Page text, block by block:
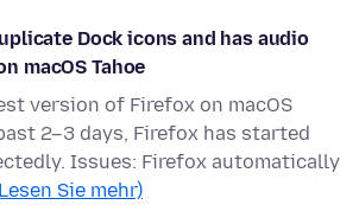
Dock icons and has audio
macOS Tahoe
version of Firefox on macOS
2–3 days, Firefox has started
Issues: Firefox automatically
Sie mehr)